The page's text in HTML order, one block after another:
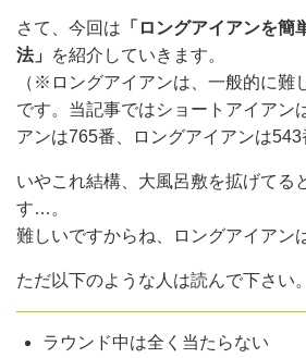
さて、今回は 「ロングアイアンを簡
法」
を紹介していきます。
（※ロングアイアンは、一般的に難
です。当記事ではショートアイアン
アンは765番、ロングアイアンは543
いやこれ結構、大風呂敷を拡げてる
す…。
難しいですからね、ロングアイアン
ただ以下のような人は読んで下さい。
ラウンド中は全く当たらない